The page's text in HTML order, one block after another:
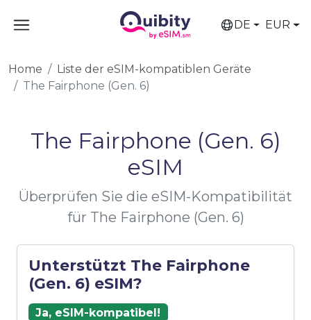
DE EUR
Home
Liste der eSIM-kompatiblen Geräte
The Fairphone (Gen. 6)
The Fairphone (Gen. 6)
eSIM
Überprüfen Sie die eSIM-Kompatibilität
für The Fairphone (Gen. 6)
Unterstützt The Fairphone
(Gen. 6) eSIM?
Ja, eSIM-kompatibel!